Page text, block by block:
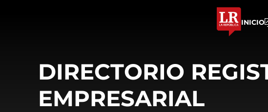
INICIO
DIRECTORIO
EMPRESARIAL